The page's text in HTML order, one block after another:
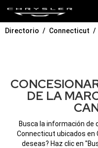
Directorio Connecticut
DE LA
Busca la información de
Connecticut ubicados en
deseas? Haz clic en